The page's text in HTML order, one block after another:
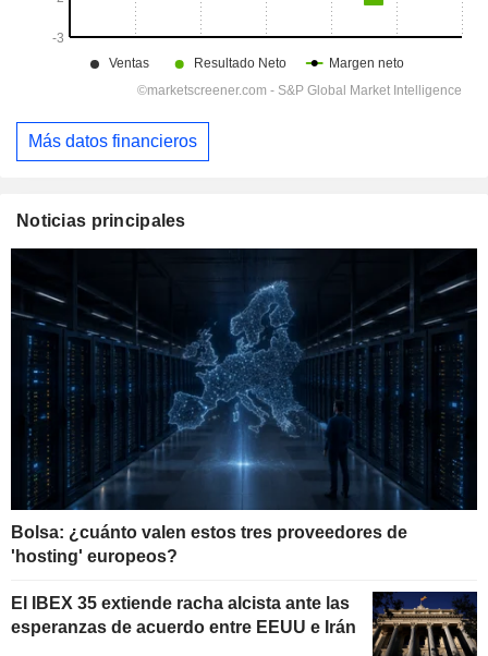
Más datos financieros
Noticias principales
Bolsa: ¿cuánto valen estos tres proveedores de
'hosting' europeos?
El IBEX 35 extiende racha alcista ante las
esperanzas de acuerdo entre EEUU e Irán